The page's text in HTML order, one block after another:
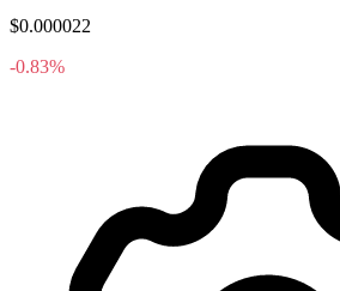
$0.000022
-0.83%